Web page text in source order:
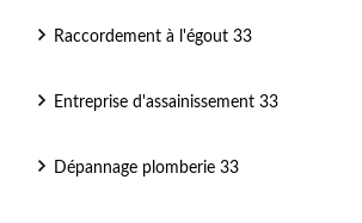
Raccordement à l'égout 33
Entreprise d'assainissement 33
Dépannage plomberie 33